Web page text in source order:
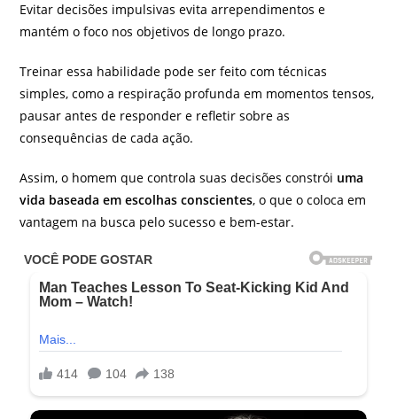
Evitar decisões impulsivas evita arrependimentos e
mantém o foco nos objetivos de longo prazo.
Treinar essa habilidade pode ser feito com técnicas
simples, como a respiração profunda em momentos tensos,
pausar antes de responder e refletir sobre as
consequências de cada ação.
Assim, o homem que controla suas decisões constrói uma
vida baseada em escolhas conscientes, o que o coloca em
vantagem na busca pelo sucesso e bem-estar.